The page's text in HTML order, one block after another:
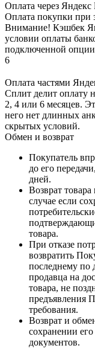
Оплата через Яндекс
Оплата покупки при
Внимание! Кэшбек
условии оплаты
подключенной
6
Оплата частями
Сплит делит оплату
2, 4 или 6 месяцев.
него нет длинных
скрытых условий.
Обмен и возврат
Покупатель
до его
дней.
Возврат
случае если
товара.
При отказе
возвратить
последнему по
продавца на
товара, не
предъявления
требования.
Возврат и
сохранении
документов.